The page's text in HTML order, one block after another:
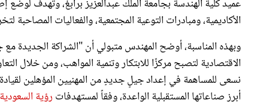
الأكاديمية، ومبادرات التوعية المجتمعية، والفعاليات
وبهذه المناسبة، أوضح المهندس متبولي أن "الشراكة الجديدة
الاقتصادية لتصبح مركزًا للابتكار وتنمية المواهب، ومن خلال
نسعى للمساهمة في إعداد جيلٍ جديدٍ من المهنيين المؤهلين
أبرز صناعاتها المستقبلية الواعدة، وفقاً لمستهدفات رؤية السعودية 2030